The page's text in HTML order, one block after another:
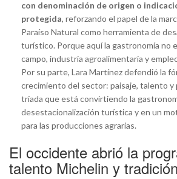
con denominación de origen o
protegida, reforzando el papel de la
Paraíso Natural como herramienta de
turístico. Porque aquí la gastronomía no
campo, industria agroalimentaria y
Por su parte, Lara Martínez defendió la
crecimiento del sector: paisaje, talento y
tríada que está convirtiendo la
desestacionalización turística y en un
para las producciones agrarias.
El occidente abrió la
talento Michelin y tradición